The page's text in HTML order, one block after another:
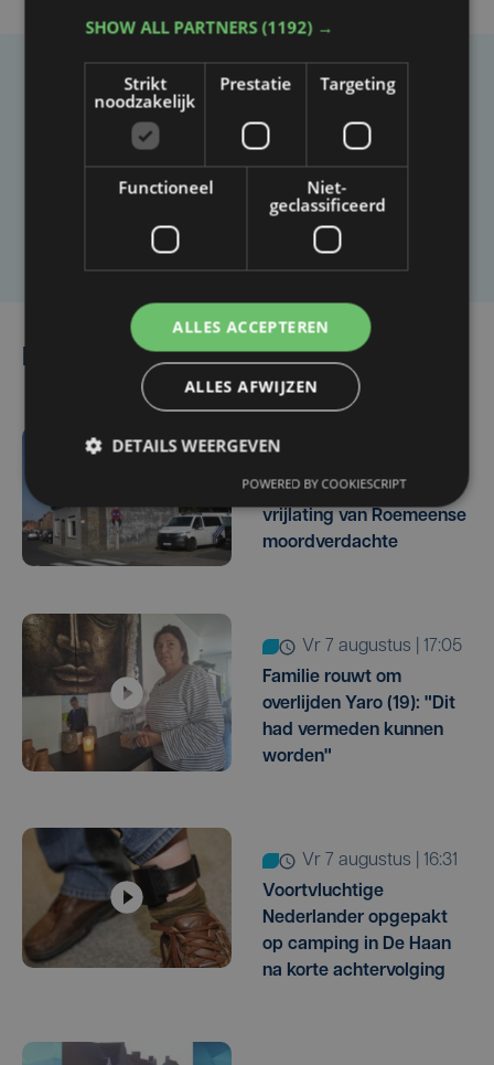
Taalfout opgemerkt?
Heb je een taal- of schrijffout opgemerkt in dit
artikel?
Laat het ons weten
Lees ook
Parket in beroep tegen
vrijlating van Roemeense
moordverdachte
vr 7 augustus | 17:05
Familie rouwt om
overlijden Yaro (19): "Dit
had vermeden kunnen
worden"
vr 7 augustus | 16:31
Voortvluchtige
Nederlander opgepakt
op camping in De Haan
na korte achtervolging
SHOW ALL PARTNERS(1192) →
Strikt
noodzakelijk
Prestatie Targeting
Functioneel
Niet-
geclassificeerd
ALLES ACCEPTEREN
ALLES AFWIJZEN
DETAILS WEERGEVEN
POWERED BY COOKIESCRIPT